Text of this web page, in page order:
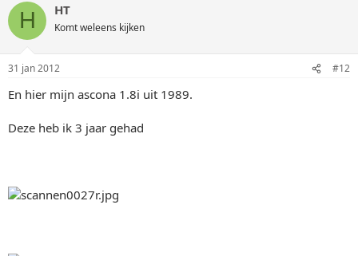
H HT
Komt weleens kijken
31 jan 2012 #12
En hier mijn ascona 1.8i uit 1989.
Deze heb ik 3 jaar gehad